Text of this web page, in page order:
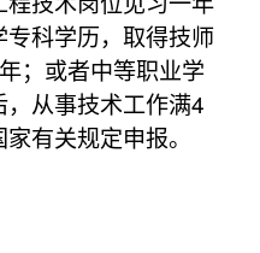
科学历，取得技师
；或者中等职业学
从事技术工作满4
有关规定申报。